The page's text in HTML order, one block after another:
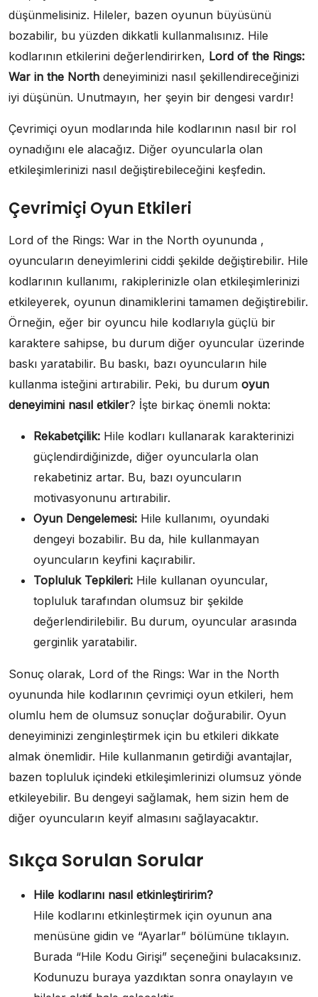
düşünmelisiniz. Hileler, bazen oyunun büyüsünü
bozabilir, bu yüzden dikkatli kullanmalısınız. Hile
kodlarının etkilerini değerlendirirken, Lord of the Rings:
War in the North deneyiminizi nasıl şekillendireceğinizi
iyi düşünün. Unutmayın, her şeyin bir dengesi vardır!
Çevrimiçi oyun modlarında hile kodlarının nasıl bir rol
oynadığını ele alacağız. Diğer oyuncularla olan
etkileşimlerinizi nasıl değiştirebileceğini keşfedin.
Çevrimiçi Oyun Etkileri
Lord of the Rings: War in the North oyununda ,
oyuncuların deneyimlerini ciddi şekilde değiştirebilir. Hile
kodlarının kullanımı, rakiplerinizle olan etkileşimlerinizi
etkileyerek, oyunun dinamiklerini tamamen değiştirebilir.
Örneğin, eğer bir oyuncu hile kodlarıyla güçlü bir
karaktere sahipse, bu durum diğer oyuncular üzerinde
baskı yaratabilir. Bu baskı, bazı oyuncuların hile
kullanma isteğini artırabilir. Peki, bu durum oyun
deneyimini nasıl etkiler? İşte birkaç önemli nokta:
Rekabetçilik: Hile kodları kullanarak karakterinizi
güçlendirdiğinizde, diğer oyuncularla olan
rekabetiniz artar. Bu, bazı oyuncuların
motivasyonunu artırabilir.
Oyun Dengelemesi: Hile kullanımı, oyundaki
dengeyi bozabilir. Bu da, hile kullanmayan
oyuncuların keyfini kaçırabilir.
Topluluk Tepkileri: Hile kullanan oyuncular,
topluluk tarafından olumsuz bir şekilde
değerlendirilebilir. Bu durum, oyuncular arasında
gerginlik yaratabilir.
Sonuç olarak, Lord of the Rings: War in the North
oyununda hile kodlarının çevrimiçi oyun etkileri, hem
olumlu hem de olumsuz sonuçlar doğurabilir. Oyun
deneyiminizi zenginleştirmek için bu etkileri dikkate
almak önemlidir. Hile kullanmanın getirdiği avantajlar,
bazen topluluk içindeki etkileşimlerinizi olumsuz yönde
etkileyebilir. Bu dengeyi sağlamak, hem sizin hem de
diğer oyuncuların keyif almasını sağlayacaktır.
Sıkça Sorulan Sorular
Hile kodlarını nasıl etkinleştiririm?
Hile kodlarını etkinleştirmek için oyunun ana
menüsüne gidin ve “Ayarlar” bölümüne tıklayın.
Burada “Hile Kodu Girişi” seçeneğini bulacaksınız.
Kodunuzu buraya yazdıktan sonra onaylayın ve